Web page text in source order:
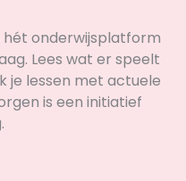
hét onderwijsplatform
Lees wat er speelt
je lessen met actuele
is een initiatief